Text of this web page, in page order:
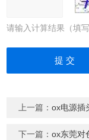
请输入计算结果（填
上一篇：ox电源插
下一篇：ox东莞对